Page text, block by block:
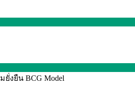
งยืน BCG Model